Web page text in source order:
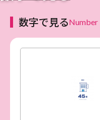
数字で見るNumber